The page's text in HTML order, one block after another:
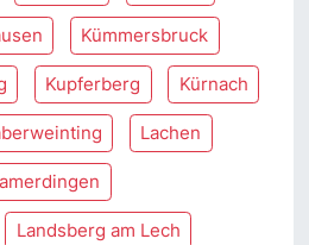
Kümmersbruck
Kupferberg Kürnach
Lachen
Landsberg am Lech